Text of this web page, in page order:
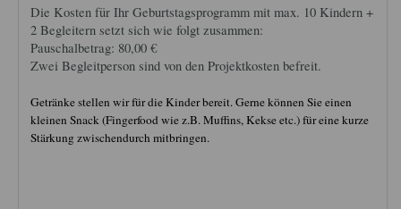
Die Kosten für Ihr Geburtstagsprogramm mit max. 10 Kindern +
2 Begleitern setzt sich wie folgt zusammen:
Pauschalbetrag: 80,00 €
Zwei Begleitperson sind von den Projektkosten befreit.
Getränke stellen wir für die Kinder bereit. Gerne können Sie einen
kleinen Snack (Fingerfood wie z.B. Muffins, Kekse etc.) für eine kurze
Stärkung zwischendurch mitbringen.